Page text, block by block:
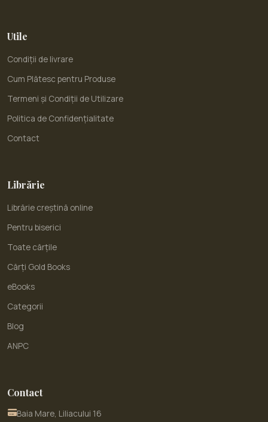
Utile
Condiții de livrare
Cum Plătesc pentru Produse
Termeni și Condiții de Utilizare
Politica de Confidențialitate
Contact
Librărie
Librărie creștină online
Pentru biserici
Toate cărțile
Cărți Gold Books
eBooks
Categorii
Blog
ANPC
Contact
Baia Mare, Liliacului 16